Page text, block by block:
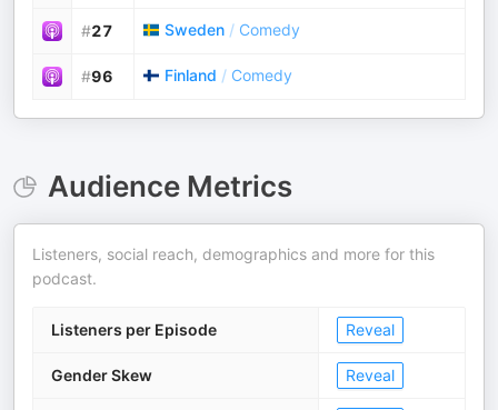
#27 Sweden / Comedy
#96 Finland / Comedy
Audience Metrics
Listeners, social reach, demographics and more for this
podcast.
Listeners per Episode Reveal
Gender Skew Reveal